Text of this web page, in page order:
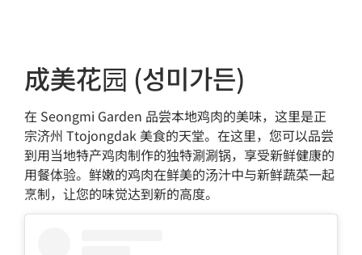
成美花园 (성미가든)
在 Seongmi Garden 品尝本地鸡肉的美味，这里是正
宗济州 Ttojongdak 美食的天堂。在这里，您可以品尝
到用当地特产鸡肉制作的独特涮涮锅，享受新鲜健康的
用餐体验。鲜嫩的鸡肉在鲜美的汤汁中与新鲜蔬菜一起
烹制，让您的味觉达到新的高度。